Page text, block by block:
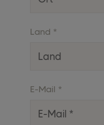
Land *
E-Mail *